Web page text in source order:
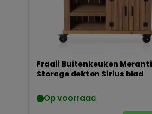
Fraaii Buitenkeuken Meranti
Storage dekton Sirius blad
Op voorraad